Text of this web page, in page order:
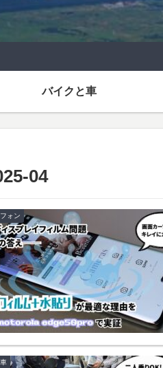
バイクと車
04
ォン